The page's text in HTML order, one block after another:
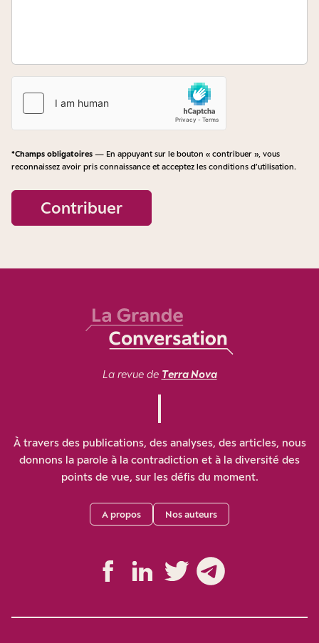
*Champs obligatoires — En appuyant sur le bouton « contribuer », vous
reconnaissez avoir pris connaissance et acceptez les conditions d’utilisation.
Contribuer
La revue de Terra Nova
À travers des publications, des analyses, des articles, nous
donnons la parole à la contradiction et à la diversité des
points de vue, sur les défis du moment.
A propos Nos auteurs